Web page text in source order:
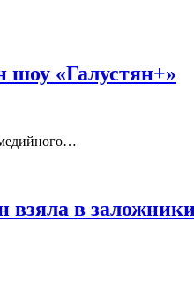
шоу «Галустян+»
в